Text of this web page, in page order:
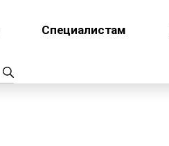
Специалистам